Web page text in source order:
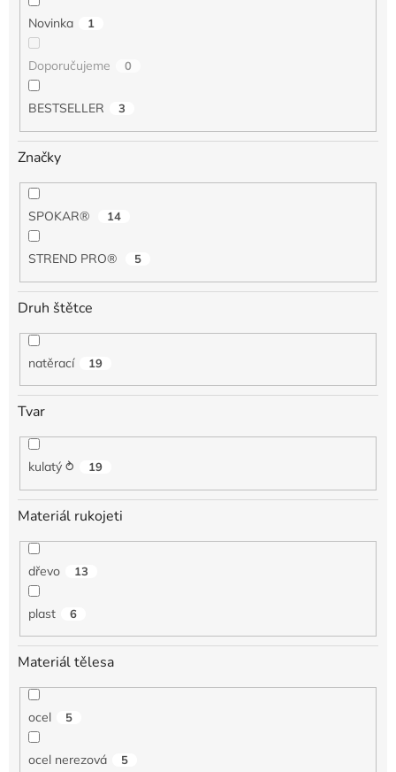
Novinka 1
Doporučujeme 0
BESTSELLER 3
Značky
SPOKAR® 14
STREND PRO® 5
Druh štětce
natěrací 19
Tvar
kulatý ⥁ 19
Materiál rukojeti
dřevo 13
plast 6
Materiál tělesa
ocel 5
ocel nerezová 5